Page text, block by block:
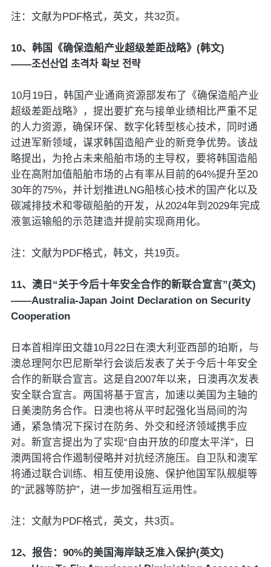
注：文献为PDF格式，英文，共32页。
10、韩国《确保造船产业超级差距战略》(韩文)
——조선산업 초격차 확보 전략
10月19日，韩国产业通商资源部发布了《确保造船产业
超级差距战略》，提出要扩充与接单业绩相比严重不足
的人力资源，确保环保、数字化转型核心技术，同时通
过进军新领域，谋求韩国造船产业的新竞争优势。该战
略提出，为抢占未来船舶市场的主导权，要将韩国造船
业在高附加值船舶市场的占有率从目前的64%提升至20
30年的75%，并计划推进LNG船核心技术的国产化以及
碳减排技术和零碳船舶的开发，从2024年到2029年完成
液氢运输船的示范建造并提前实现商用化。
注：文献为PDF格式，韩文，共19页。
11、澳日“关于今后十年安全合作的新联合宣言”(英文)
——Australia-Japan Joint Declaration on Security
Cooperation
日本首相岸田文雄10月22日在澳大利亚西部的珀斯，与
澳总理阿尔巴尼斯举行会谈后发表了关于今后十年安全
合作的新联合宣言。这是自2007年以来，日澳再次发表
安全联合宣言。两国将基于宣言，加速以美国为主轴的
日美澳防务合作。日澳也将从平时起强化当局间的沟
通，紧急情况下探讨在防务、外交和经济领域携手应
对。新宣言提出为了实现“自由开放的印度太平洋”，日
澳两国将合作遏制侵略并对抗经济施压。自卫队和澳军
将通过联合训练、相互使用设施、保护他国军队舰艇等
的“武器等防护”，进一步加强相互运用性。
注：文献为PDF格式，英文，共3页。
12、报告：90%的美国海岸缺乏准入保护(英文)